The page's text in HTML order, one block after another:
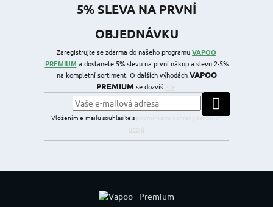
5% SLEVA NA PRVNÍ
OBJEDNÁVKU
Zaregistrujte se zdarma do našeho programuVAPOO
PREMIUM a dostanete 5% slevu na první nákup a slevu 2-5%
na kompletní sortiment. O dalších výhodáchVAPOO
PREMIUM se dozvíš
Vložením e-mailu souhlasíte s
podmínkami ochrany osobních